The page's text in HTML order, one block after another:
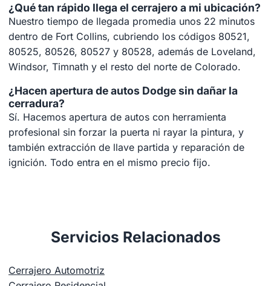
¿Qué tan rápido llega el cerrajero a mi ubicación?
Nuestro tiempo de llegada promedia unos 22 minutos
dentro de Fort Collins, cubriendo los códigos 80521,
80525, 80526, 80527 y 80528, además de Loveland,
Windsor, Timnath y el resto del norte de Colorado.
¿Hacen apertura de autos Dodge sin dañar la
cerradura?
Sí. Hacemos apertura de autos con herramienta
profesional sin forzar la puerta ni rayar la pintura, y
también extracción de llave partida y reparación de
ignición. Todo entra en el mismo precio fijo.
Servicios Relacionados
Cerrajero Automotriz